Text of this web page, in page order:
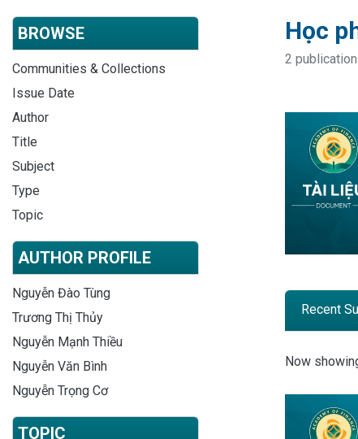
BROWSE
Communities & Collections
Issue Date
Author
Title
Subject
Type
Topic
AUTHOR PROFILE
Nguyễn Đào Tùng
Trương Thị Thủy
Nguyễn Mạnh Thiều
Nguyễn Văn Bình
Nguyễn Trọng Cơ
TOPIC
Học
2
Recent
Now